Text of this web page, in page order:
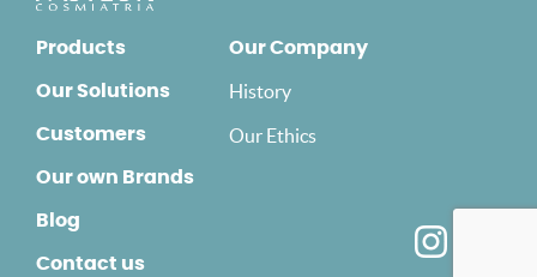
Products
Our Solutions
Customers
Our own Brands
Blog
Contact us
Our Company
History
Our Ethics